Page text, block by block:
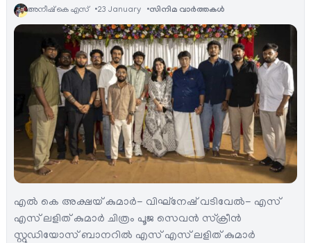
അനീഷ്‌ കെ എസ് 23 January സിനിമ വാര്‍ത്തകള്‍
എൽ കെ അക്ഷയ് കുമാർ- വിഘ്‌നേഷ് വടിവേൽ- എസ്
എസ് ലളിത് കുമാർ ചിത്രം പൂജ സെവൻ സ്ക്രീൻ
സ്റ്റുഡിയോസ് ബാനറിൽ എസ് എസ് ലളിത് കുമാർ